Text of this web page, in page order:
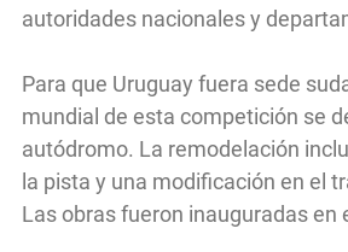
autoridades nacionales y
Para que Uruguay fuera sede
mundial de esta competición se
autódromo. La remodelación
la pista y una modificación en el
Las obras fueron inauguradas en